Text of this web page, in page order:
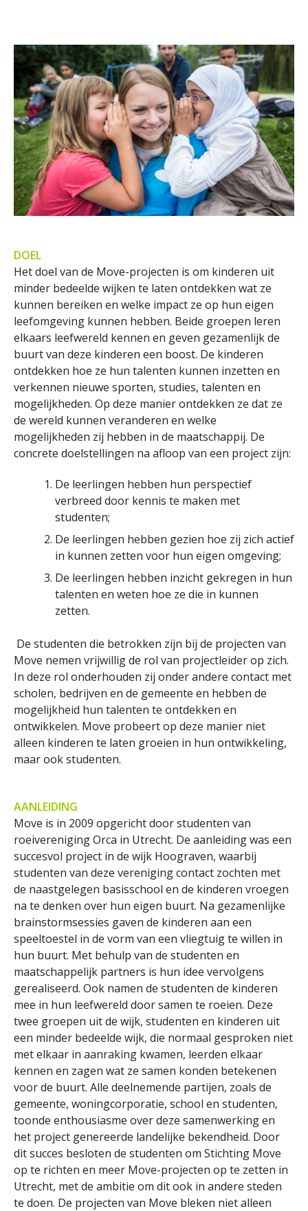
DOEL
Het doel van de Move-projecten is om kinderen uit
minder bedeelde wijken te laten ontdekken wat ze
kunnen bereiken en welke impact ze op hun eigen
leefomgeving kunnen hebben. Beide groepen leren
elkaars leefwereld kennen en geven gezamenlijk de
buurt van deze kinderen een boost. De kinderen
ontdekken hoe ze hun talenten kunnen inzetten en
verkennen nieuwe sporten, studies, talenten en
mogelijkheden. Op deze manier ontdekken ze dat ze
de wereld kunnen veranderen en welke
mogelijkheden zij hebben in de maatschappij. De
concrete doelstellingen na afloop van een project zijn:
De leerlingen hebben hun perspectief
verbreed door kennis te maken met
studenten;
De leerlingen hebben gezien hoe zij zich actief
in kunnen zetten voor hun eigen omgeving;
De leerlingen hebben inzicht gekregen in hun
talenten en weten hoe ze die in kunnen
zetten.
De studenten die betrokken zijn bij de projecten van
Move nemen vrijwillig de rol van projectleider op zich.
In deze rol onderhouden zij onder andere contact met
scholen, bedrijven en de gemeente en hebben de
mogelijkheid hun talenten te ontdekken en
ontwikkelen. Move probeert op deze manier niet
alleen kinderen te laten groeien in hun ontwikkeling,
maar ook studenten.
AANLEIDING
Move is in 2009 opgericht door studenten van
roeivereniging Orca in Utrecht. De aanleiding was een
succesvol project in de wijk Hoograven, waarbij
studenten van deze vereniging contact zochten met
de naastgelegen basisschool en de kinderen vroegen
na te denken over hun eigen buurt. Na gezamenlijke
brainstormsessies gaven de kinderen aan een
speeltoestel in de vorm van een vliegtuig te willen in
hun buurt. Met behulp van de studenten en
maatschappelijk partners is hun idee vervolgens
gerealiseerd. Ook namen de studenten de kinderen
mee in hun leefwereld door samen te roeien. Deze
twee groepen uit de wijk, studenten en kinderen uit
een minder bedeelde wijk, die normaal gesproken niet
met elkaar in aanraking kwamen, leerden elkaar
kennen en zagen wat ze samen konden betekenen
voor de buurt. Alle deelnemende partijen, zoals de
gemeente, woningcorporatie, school en studenten,
toonde enthousiasme over deze samenwerking en
het project genereerde landelijke bekendheid. Door
dit succes besloten de studenten om Stichting Move
op te richten en meer Move-projecten op te zetten in
Utrecht, met de ambitie om dit ook in andere steden
te doen. De projecten van Move bleken niet alleen